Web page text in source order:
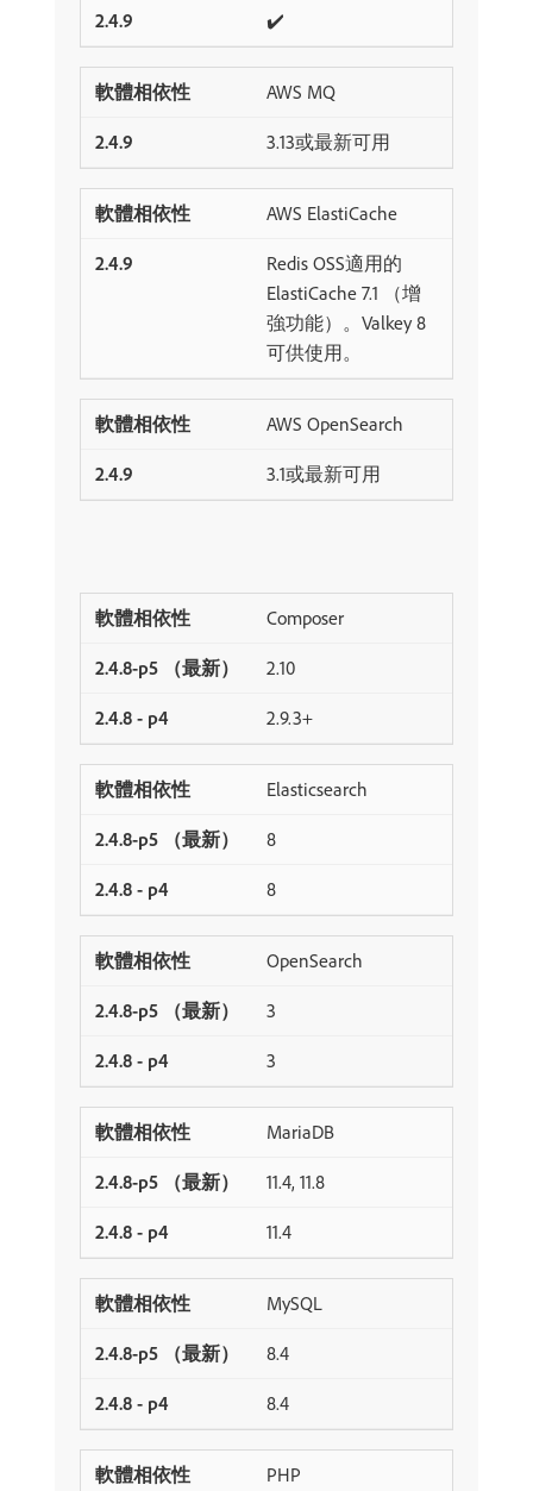
✔️
AWS MQ
3.13或最新可用
AWS ElastiCache
Redis OSS適用的
ElastiCache 7.1 （增
強功能）。Valkey 8
可供使用。
AWS OpenSearch
3.1或最新可用
Composer
2.10
2.9.3+
Elasticsearch
8
8
OpenSearch
3
3
MariaDB
11.4, 11.8
11.4
MySQL
8.4
8.4
PHP